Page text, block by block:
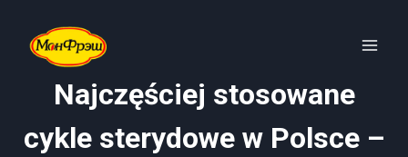
content
Najczęściej stosowane
cykle sterydowe w Polsce –